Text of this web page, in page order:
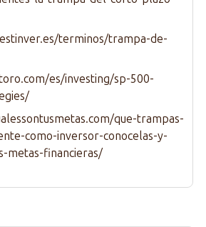
terminos/trampa-de-
es/investing/sp-500-
que-trampas-
como-inversor-conocelas-y-
metas-financieras/